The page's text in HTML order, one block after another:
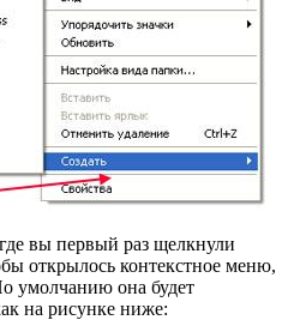
вы первый раз щелкнули
открылось контекстное меню,
умолчанию она будет
на рисунке ниже: